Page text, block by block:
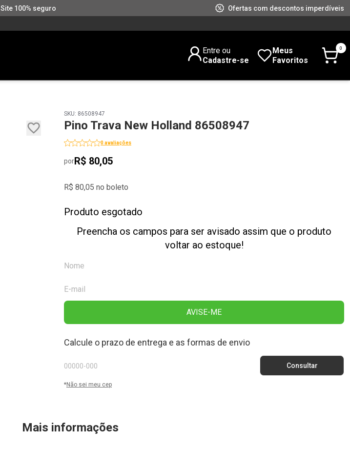
Site 100% seguro
Ofertas com descontos imperdíveis
Entre ou
Cadastre-se
Meus
Favoritos
0
SKU: 86508947
Pino Trava New Holland 86508947
0 avaliações
porR$ 80,05
R$ 80,05 no boleto
Produto esgotado
Preencha os campos para ser avisado assim que o produto
voltar ao estoque!
AVISE-ME
Calcule o prazo de entrega e as formas de envio
*Não sei meu cep
Mais informações